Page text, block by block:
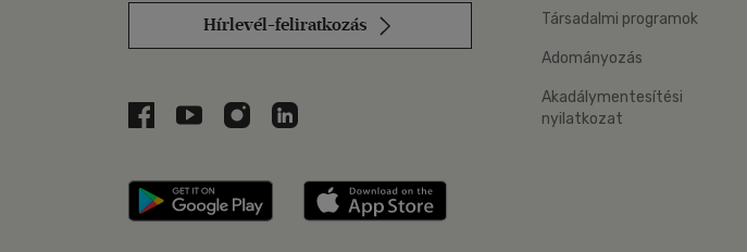
Hírlevél-feliratkozás
Libri a Facebookon
Libri a Youtube-on
Libri az Instagramon
Libri a LinkedInen
Libri applikáció Szerezd meg: Google Play
Társadalmi programok
Adományozás
Akadálymentesítési
nyilatkozat